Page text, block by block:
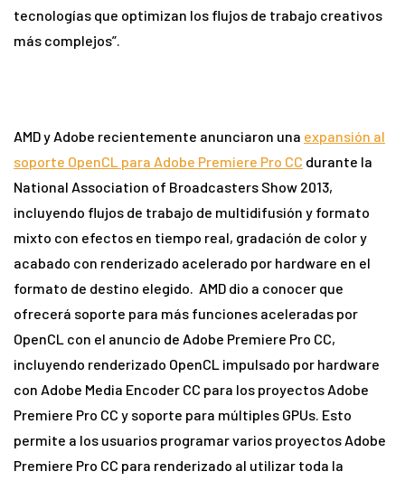
tecnologías que optimizan los flujos de trabajo creativos
más complejos”.
AMD y Adobe recientemente anunciaron una expansión al
soporte OpenCL para Adobe Premiere Pro CC durante la
National Association of Broadcasters Show 2013,
incluyendo flujos de trabajo de multidifusión y formato
mixto con efectos en tiempo real, gradación de color y
acabado con renderizado acelerado por hardware en el
formato de destino elegido. AMD dio a conocer que
ofrecerá soporte para más funciones aceleradas por
OpenCL con el anuncio de Adobe Premiere Pro CC,
incluyendo renderizado OpenCL impulsado por hardware
con Adobe Media Encoder CC para los proyectos Adobe
Premiere Pro CC y soporte para múltiples GPUs. Esto
permite a los usuarios programar varios proyectos Adobe
Premiere Pro CC para renderizado al utilizar toda la